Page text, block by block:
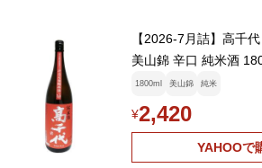
【2026-7月詰】高千
美山錦 辛口 純米酒
1800ml 美山錦 純米
¥2,420
YAHOOで